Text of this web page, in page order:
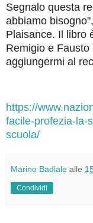
Segnalo questa
abbiamo
Plaisance. Il libro
Remigio e
aggiungermi al
https://
facile-profezia-la-
scuola/
Marino Badiale alle
Condividi